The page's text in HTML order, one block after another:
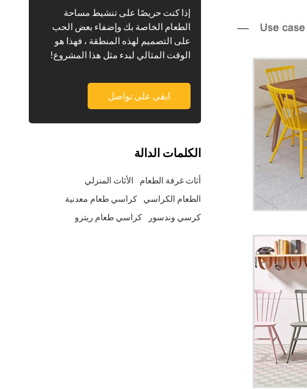
إذا كنت حريصًا على تنشيط مساحة
الطعام الخاصة بك وإضفاء بعض الحب
على التصميم لهذه المنطقة ، فهذا هو
الوقت المثالي لبدء مثل هذا المشروع!
ابقى على تواصل
الكلمات الدالة
أثاث غرفة الطعام
الأثاث المنزلي
الطعام الكراسي
كراسي طعام معدنية
كرسي وندسور
كراسي طعام ريترو